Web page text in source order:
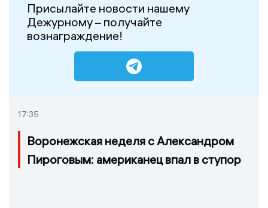
Присылайте новости нашему
Дежурному – получайте
вознаграждение!
17:35
Воронежская неделя с Александром
Пироговым: американец впал в ступор